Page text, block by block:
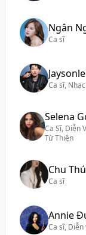
Ngân
Ca sĩ
Ca sĩ,
Selena
Ca Sĩ, Diễn
Từ Thiện
Chu
Ca sĩ
Annie
Ca sĩ, Diễn